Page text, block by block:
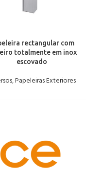
rectangular com
totalmente em inox
escovado
,Papeleiras Exteriores